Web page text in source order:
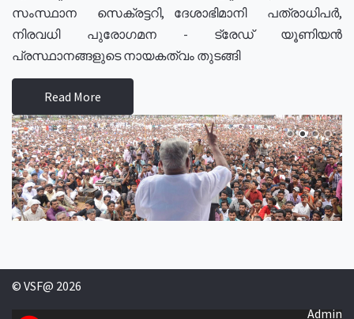
സംസ്ഥാന സെക്രട്ടറി, ദേശാഭിമാനി പത്രാധിപർ,
നിരവധി പുരോഗമന - ട്രേഡ് യൂണിയൻ
പ്രസ്ഥാനങ്ങളുടെ നായകത്വം തുടങ്ങി
Read More
© VSF@ 2026
Admin